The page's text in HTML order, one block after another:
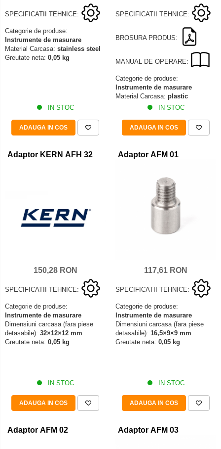
SPECIFICATII TEHNICE:
Categorie de produse:
Instrumente de masurare
Material Carcasa: stainless steel
Greutate neta: 0,05 kg
IN STOC
ADAUGA IN COS
SPECIFICATII TEHNICE:
BROSURA PRODUS:
MANUAL DE OPERARE:
Categorie de produse:
Instrumente de masurare
Material Carcasa: plastic
IN STOC
ADAUGA IN COS
Adaptor KERN AFH 32
150,28 RON
SPECIFICATII TEHNICE:
Categorie de produse:
Instrumente de masurare
Dimensiuni carcasa (fara piese
detasabile): 32×12×12 mm
Greutate neta: 0,05 kg
IN STOC
ADAUGA IN COS
Adaptor AFM 01
117,61 RON
SPECIFICATII TEHNICE:
Categorie de produse:
Instrumente de masurare
Dimensiuni carcasa (fara piese
detasabile): 16,5×9×9 mm
Greutate neta: 0,05 kg
IN STOC
ADAUGA IN COS
Adaptor AFM 02 Adaptor AFM 03